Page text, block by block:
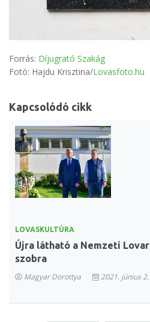
Forrás: Díjugrató Szakág
Fotó: Hajdu Krisztina/Lovasfoto.hu
Kapcsolódó cikk
LOVASKULTÚRA
Újra látható a Nemzeti
szobra
Magyar Dorottya 2021. június 2.